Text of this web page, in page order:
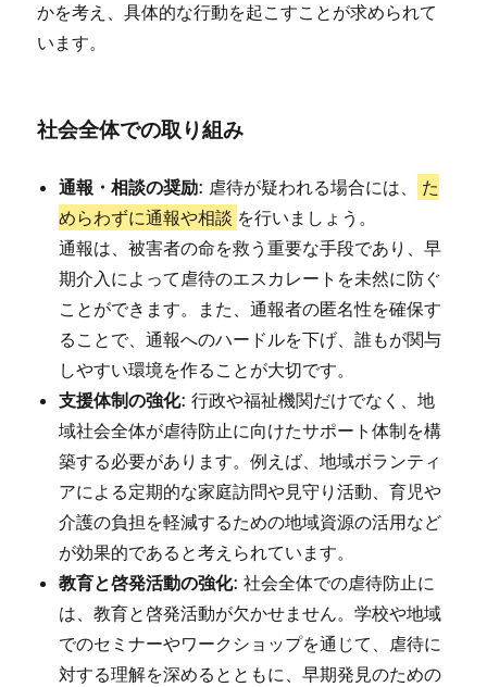
かを考え、具体的な行動を起こすことが求められて
います。
社会全体での取り組み
通報・相談の奨励: 虐待が疑われる場合には、
た
めらわずに通報や相談 を行いましょう。
通報は、被害者の命を救う重要な手段であり、早
期介入によって虐待のエスカレートを未然に防ぐ
ことができます。また、通報者の匿名性を確保す
ることで、通報へのハードルを下げ、誰もが関与
しやすい環境を作ることが大切です。
支援体制の強化: 行政や福祉機関だけでなく、地
域社会全体が虐待防止に向けたサポート体制を構
築する必要があります。例えば、地域ボランティ
アによる定期的な家庭訪問や見守り活動、育児や
介護の負担を軽減するための地域資源の活用など
が効果的であると考えられています。
教育と啓発活動の強化: 社会全体での虐待防止に
は、教育と啓発活動が欠かせません。学校や地域
でのセミナーやワークショップを通じて、虐待に
対する理解を深めるとともに、早期発見のための